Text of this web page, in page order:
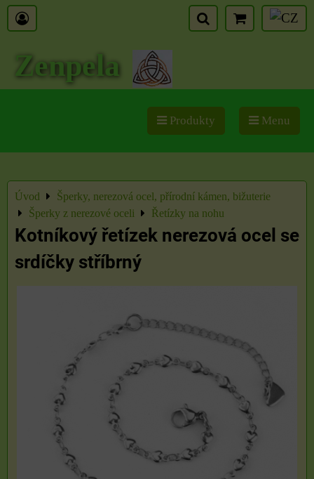
Zenpela
Produkty Menu
Úvod
Šperky, nerezová ocel, přírodní kámen, bižuterie
Šperky z nerezové oceli
Řetízky na nohu
Kotníkový řetízek nerezová ocel se
srdíčky stříbrný